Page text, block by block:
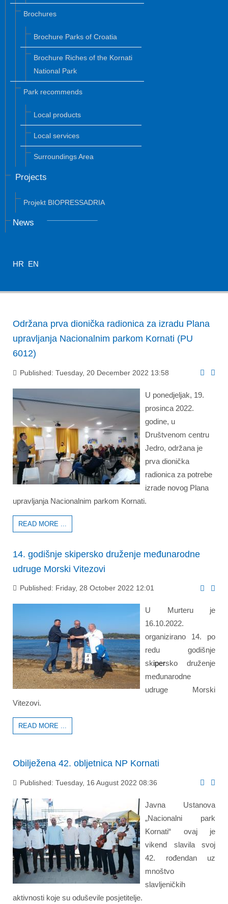
Brochures
Brochure Parks of Croatia
Brochure Riches of the Kornati
National Park
Park recommends
Local products
Local services
Surroundings Area
Projects
Projekt BIOPRESSADRIA
News
HR EN
Održana prva dionička radionica za izradu Plana
upravljanja Nacionalnim parkom Kornati (PU
6012)
Published: Tuesday, 20 December 2022 13:58
U ponedjeljak, 19.
prosinca 2022.
godine, u
Društvenom centru
Jedro, održana je
prva dionička
radionica za potrebe
izrade novog Plana
upravljanja Nacionalnim parkom Kornati.
READ MORE ...
14. godišnje skipersko druženje međunarodne
udruge Morski Vitezovi
Published: Friday, 28 October 2022 12:01
U Murteru je
16.10.2022.
organizirano 14. po
redu godišnje
skipersko druženje
međunarodne
udruge Morski
Vitezovi.
READ MORE ...
Obilježena 42. obljetnica NP Kornati
Published: Tuesday, 16 August 2022 08:36
Javna Ustanova
„Nacionalni park
Kornati“ ovaj je
vikend slavila svoj
42. rođendan uz
mnoštvo
slavljeničkih
aktivnosti koje su oduševile posjetitelje.